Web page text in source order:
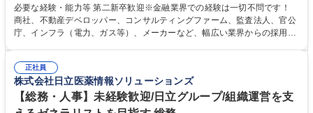
掛け合わせて広く社会に貢献していく職種です。 入社後は、横断的なロー
テーションを経て適性や専門性に応じたキャリアを形成していただきま
す。総合職として入社いただき、下記いずれかの部門でご活躍いただきま
ート・ナレッジ業務 ※それぞれの業務内容に関しては、別途その他労働条
件備考欄に記載 募集職種 【総合職/ポテンシャル採用(第2新卒)】投融資一
体型のソリューション提案
必要な経験・能力等 第二新卒歓迎※金融業界での経験は一切不問です！
商社、不動産デベロッパー、コンサルティングファーム、監査法人、官公
庁、インフラ（電力、ガス等）、メーカーなど、幅広い業界からの採用実
く高い志を併せもった人材を求めています。ポテンシャル採用（第2新
卒）では、金融業界での経験や知識を問いません。新たな時代を見据え
て、複雑化する社会課題の解決に向けて先鞭をつける役割を担いたい、と
いう気概をお持ちの方を心待ちにしています。 学歴・資格 学歴：大学院
正社員
株式会社日立医薬情報ソリューションズ
【総務・人事】未経験歓迎/日立グループ/組織運営を支